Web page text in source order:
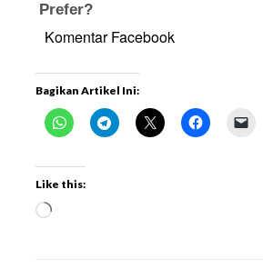
Komentar Facebook
Bagikan Artikel Ini:
Like this: